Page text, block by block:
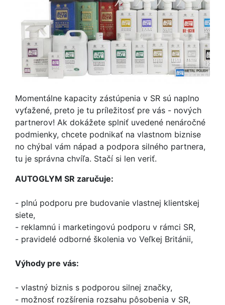
Momentálne kapacity zástúpenia v SR sú naplno
vyťažené, preto je tu príležitosť pre vás - nových
partnerov! Ak dokážete splniť uvedené nenáročné
podmienky, chcete podnikať na vlastnom biznise
no chýbal vám nápad a podpora silného partnera,
tu je správna chvíľa. Stačí si len veriť.
AUTOGLYM SR zaručuje:
- plnú podporu pre budovanie vlastnej klientskej
siete,
- reklamnú i marketingovú podporu v rámci SR,
- pravidelé odborné školenia vo Veľkej Británii,
Výhody pre vás:
- vlastný biznis s podporou silnej značky,
- možnosť rozšírenia rozsahu pôsobenia v SR,